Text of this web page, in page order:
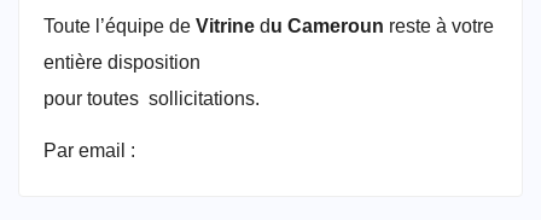
Toute l’équipe de Vitrine du Cameroun reste à votre
entière disposition
pour toutes sollicitations.
Par email :